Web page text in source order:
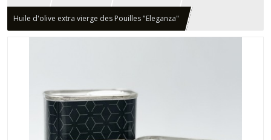
Huile d'olive extra vierge des Pouilles "Eleganza"